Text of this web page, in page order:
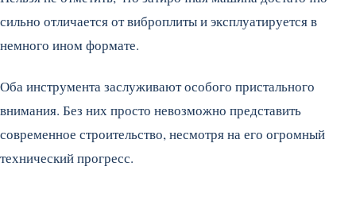
сильно отличается от виброплиты и эксплуатируется в
немного ином формате.
Оба инструмента заслуживают особого пристального
внимания. Без них просто невозможно представить
современное строительство, несмотря на его огромный
технический прогресс.